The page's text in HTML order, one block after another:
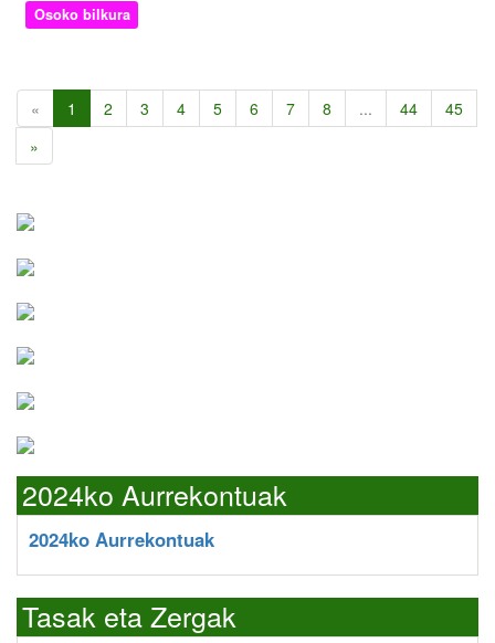
Osoko bilkura
« 1 2 3 4 5 6 7 8 ... 44
45
»
2024ko Aurrekontuak
2024ko Aurrekontuak
Tasak eta Zergak